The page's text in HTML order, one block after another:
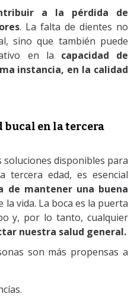
a la pérdida de
. La falta de dientes no
sino que también puede
en la capacidad de
instancia, en la calidad
en la tercera
disponibles para
tercera edad, es esencial
de mantener una buena
la vida. La boca es la puerta
y, por lo tanto, cualquier
nuestra salud general.
son más propensas a